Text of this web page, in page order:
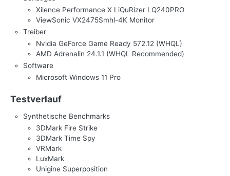
Xilence Performance X LiQuRizer LQ240PRO
ViewSonic VX2475Smhl-4K Monitor
Treiber
Nvidia GeForce Game Ready 572.12 (WHQL)
AMD Adrenalin 24.1.1 (WHQL Recommended)
Software
Microsoft Windows 11 Pro
Testverlauf
Synthetische Benchmarks
3DMark Fire Strike
3DMark Time Spy
VRMark
LuxMark
Unigine Superposition